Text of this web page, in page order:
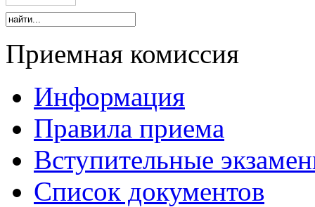
Приемная комиссия
Информация
Правила приема
Вступительные
Список документов